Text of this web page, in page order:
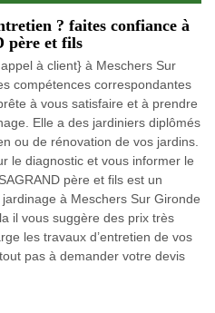
? faites confiance à
père et fils
à client} à Meschers Sur
compétences correspondantes
à vous satisfaire et à prendre
Elle a des jardiniers diplômés
ou de rénovation de vos jardins.
le diagnostic et vous informer le
père et fils est un
à Meschers Sur Gironde
il vous suggère des prix très
les travaux d’entretien de vos
pas à demander votre devis